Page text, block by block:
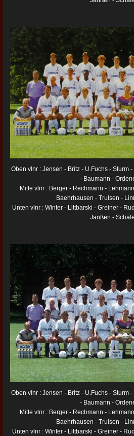
Oben vlnr : Jensen - Britz - U.Fuchs - Sturm
- Baumann -
Mitte vlnr : Berger - Rechmann -
Baehrhausen - Trulsen -
Unten vlnr : Winter - Littbarski - Greiner -
Janßen -
Oben vlnr : Jensen - Britz - U.Fuchs - Sturm
- Baumann -
Mitte vlnr : Berger - Rechmann -
Baehrhausen - Trulsen -
Unten vlnr : Winter - Littbarski - Greiner -